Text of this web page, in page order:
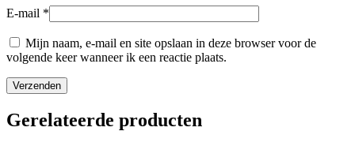
E-mail *
Mijn naam, e-mail en site opslaan in deze browser voor de
volgende keer wanneer ik een reactie plaats.
Gerelateerde producten